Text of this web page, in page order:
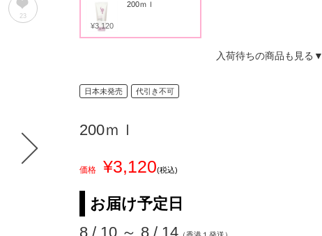
23
¥3,120
200ｍｌ
入荷待ちの商品も見る▼
日本未発売 代引き不可
200ｍｌ
価格 ¥3,120(税込)
お届け予定日
8 / 10 ～ 8 / 14